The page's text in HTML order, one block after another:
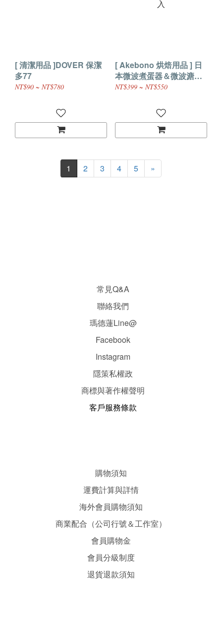
[ 清潔用品 ]DOVER 保潔
多77
NT$90 ~ NT$780
[ Akebono 烘焙用品 ] 日
本微波煮蛋器＆微波溏心
蛋煮蛋器－附蓋－2/3/4顆
NT$399 ~ NT$550
1 2 3 4 5 »
常見Q&A
聯絡我們
瑪德蓮Line@
Facebook
Instagram
隱策私權政
商標與著作權聲明
客戶服務條款
購物須知
運費計算與詳情
海外會員購物須知
商業配合（公司行號＆工作室）
會員購物金
會員分級制度
退貨退款須知